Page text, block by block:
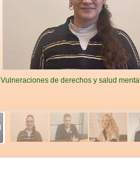
Vulneraciones de derechos y salud mental